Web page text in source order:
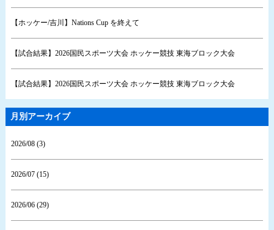
【ホッケー/吉川】Nations Cup を終えて
【試合結果】2026国民スポーツ大会 ホッケー競技 東海ブロック大会
【試合結果】2026国民スポーツ大会 ホッケー競技 東海ブロック大会
月別アーカイブ
2026/08 (3)
2026/07 (15)
2026/06 (29)